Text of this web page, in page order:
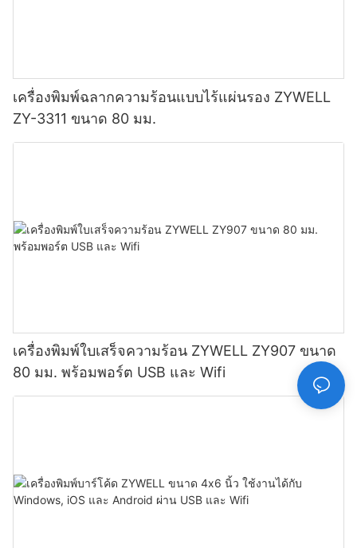
เครื่องพิมพ์ฉลากความร้อนแบบไร้แผ่นรอง ZYWELL
ZY-3311 ขนาด 80 มม.
เครื่องพิมพ์ใบเสร็จความร้อน ZYWELL ZY907 ขนาด
80 มม. พร้อมพอร์ต USB และ Wifi